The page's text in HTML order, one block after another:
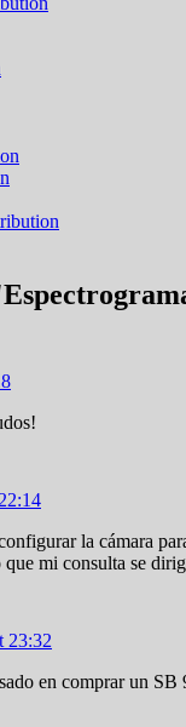
la cámara
mi consulta se
23:32
en comprar un SB